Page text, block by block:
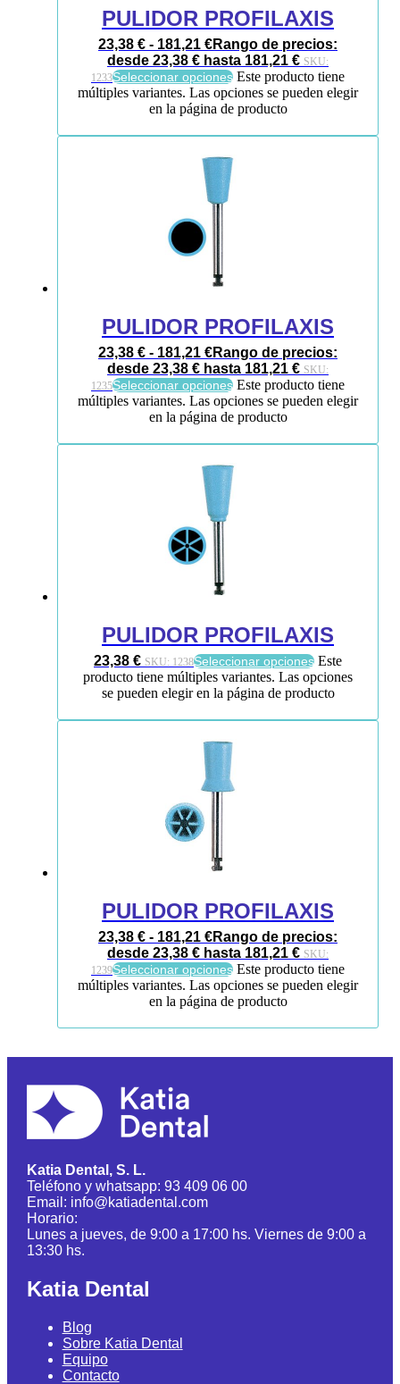
PULIDOR PROFILAXIS
23,38 € - 181,21 €Rango de precios:
desde 23,38 € hasta 181,21 € SKU:
1233Seleccionar opciones Este producto tiene
múltiples variantes. Las opciones se pueden elegir
en la página de producto
PULIDOR PROFILAXIS
23,38 € - 181,21 €Rango de precios:
desde 23,38 € hasta 181,21 € SKU:
1235Seleccionar opciones Este producto tiene
múltiples variantes. Las opciones se pueden elegir
en la página de producto
PULIDOR PROFILAXIS
23,38 € SKU: 1238Seleccionar opciones Este
producto tiene múltiples variantes. Las opciones
se pueden elegir en la página de producto
PULIDOR PROFILAXIS
23,38 € - 181,21 €Rango de precios:
desde 23,38 € hasta 181,21 € SKU:
1239Seleccionar opciones Este producto tiene
múltiples variantes. Las opciones se pueden elegir
en la página de producto
Katia Dental, S. L.
Teléfono y whatsapp: 93 409 06 00
Email: info@katiadental.com
Horario:
Lunes a jueves, de 9:00 a 17:00 hs. Viernes de 9:00 a
13:30 hs.
Katia Dental
Blog
Sobre Katia Dental
Equipo
Contacto